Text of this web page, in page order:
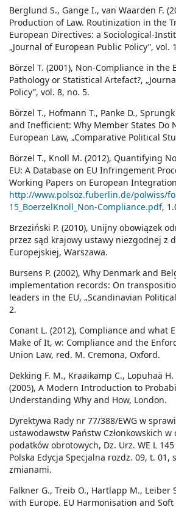
Berglund S., Gange I., van Waarden F.
Production of Law. Routinization in the
European Directives: a Sociological-
„Journal of European Public Policy”, vol.
Börzel T. (2001), Non-Compliance in the
Pathology or Statistical Artefact?,
Policy”, vol. 8, no. 5.
Börzel T., Hofmann T., Panke D.,
and Inefficient: Why Member States Do
European Law, „Comparative Political
Börzel T., Knoll M. (2012), Quantifying
EU: A Database on EU Infringement
Working Papers on European
http://www.polsoz.fuberlin.de/polwiss/
15_BoerzelKnoll_Non-Compliance.pdf,
Brzeziński P. (2010), Unijny obowiązek
przez sąd krajowy ustawy niezgodnej z
Europejskiej, Warszawa.
Bursens P. (2002), Why Denmark and
implementation records: On
leaders in the EU, „Scandinavian
2.
Conant L. (2012), Compliance and what
Make of It, w: Compliance and the
Union Law, red. M. Cremona, Oxford.
Dekking F. M., Kraaikamp C., Lopuhaä H.
(2005), A Modern Introduction to
Understanding Why and How, London.
Dyrektywa Rady nr 77/388/EWG w
ustawodawstw Państw Członkowskich
podatków obrotowych, Dz. Urz. WE L
Polska Edycja Specjalna rozdz. 09, t. 01,
zmianami.
Falkner G., Treib O., Hartlapp M., Leiber
with Europe. EU Harmonisation and